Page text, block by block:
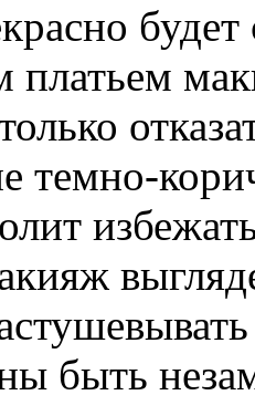
будет
платьем
темно-
быть